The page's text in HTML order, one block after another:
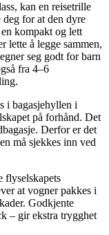
kan en reisetrille
for at den dyre
kompakt og lett
lette å legge sammen,
seg godt for barn
fra 4–6
i bagasjehyllen i
på forhånd. Det
Derfor er det
må sjekkes inn ved
flyselskapets
at vogner pakkes i
Godkjente
– gir ekstra trygghet